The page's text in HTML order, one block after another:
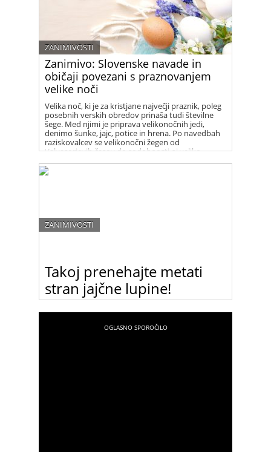
Zanimivo: Slovenske navade in
običaji povezani s praznovanjem
velike noči
ZANIMIVOSTI
Velika noč, ki je za kristjane največji praznik, poleg
posebnih verskih obredov prinaša tudi številne
šege. Med njimi je priprava velikonočnih jedi,
denimo šunke, jajc, potice in hrena. Po navedbah
raziskovalcev se velikonočni žegen od
Valvasorjevih časov do sodobnosti ni veliko
Takoj prenehajte metati
stran jajčne lupine!
ZANIMIVOSTI